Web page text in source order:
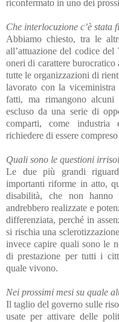
riconfermato in uno dei
Che interlocuzione c’è stata
Abbiamo chiesto, tra le
all’attuazione del codice
oneri di carattere
tutte le organizzazioni di
lavorato con la
fatti, ma rimangono
escluso da una serie di
comparti, come industria
richiedere di essere
Quali sono le questioni
Le due più grandi
importanti riforme in atto,
disabilità, che non
andrebbero realizzate e
differenziata, perché in
si rischia una
invece capire quali sono le
di prestazione per tutti i
quale vivono.
Nei prossimi mesi su quale
Il taglio del governo sulle
usate per attivare delle